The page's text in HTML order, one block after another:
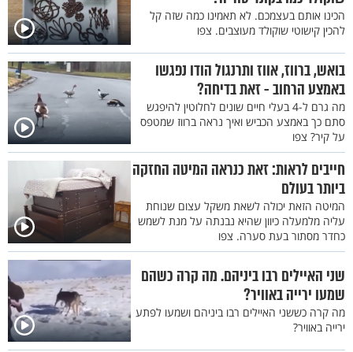
הכינו אותם בעצמכם. לא תאמינו כמה שזה קל
להכין קישוטי שוקולד מעוצבים. צפו
בואש, ברווז, אווז ותרנגול הודו נפגשו
באמצע הרחוב - זאת בדיחה?
מה גרם ל-4 בעלי חיים שונים לחלוטין להיפגש
סתם כך באמצע הכביש ואיך נראה ברווז שמטפס
על קיר? צפו
חייבים לראות: זאת כנראה המיטה החזקה
ביותר בעולם
המיטה הזאת יכולה לשאת משקל עצום שנוחת
עליה מלמעלה כיוון שהיא נבנתה על מנת לשמש
כחדר מסתור בעת סערה. צפו
שני האיילים רבו ביניהם. מה קרה כשהם
שמעו ירייה באוויר?
מה קרה כששני האיילים רבו ביניהם ושמעו לפתע
ירייה באוויר?